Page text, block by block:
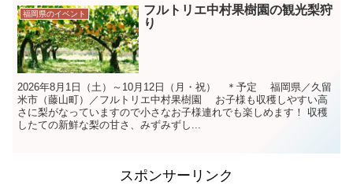
福岡県のイベント
フルトリエ中村果樹園の観光梨狩
り
2026年8月1日（土）～10月12日（月・祝） ＊予定 福岡県／久留
米市（藤山町）／フルトリエ中村果樹園 お子様も収穫しやすい高
さに梨がなっていますので小さなお子様連れでも楽しめます！ 収穫
したての新鮮な梨の甘さ、みずみずし...
スポンサーリンク